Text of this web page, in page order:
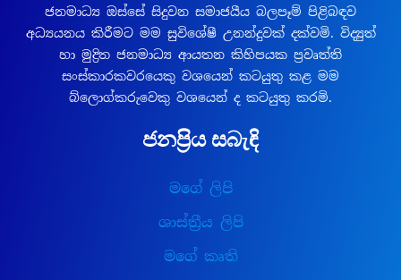
ජනමාධ්‍ය ඔස්සේ සිදුවන සමාජයීය බලපෑම් පිළිබඳව
අධ්‍යයනය කිරීමට මම සුවිශේෂී උනන්දුවක් දක්වමි. විද්‍යුත්
හා මුද්‍රිත ජනමාධ්‍ය ආයතන කිහිපයක ප්‍රවෘත්ති
සංස්කාරකවරයෙකු වශයෙන් කටයුතු කළ මම
බ්ලොග්කරුවෙකු වශයෙන් ද කටයුතු කරමි.
ජනප්‍රිය සබැඳි
මගේ ලිපි
ශාස්ත්‍රීය ලිපි
මගේ කෘති